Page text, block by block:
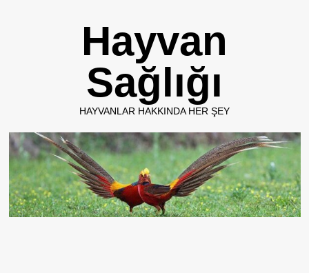
Hayvan
Sağlığı
HAYVANLAR HAKKINDA HER ŞEY